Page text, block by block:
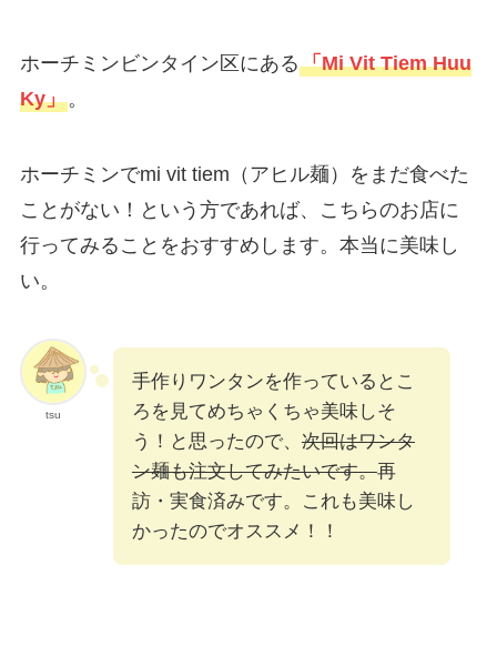
ホーチミンビンタイン区にある「Mi Vit Tiem Huu
Ky」。
ホーチミンでmi vit tiem（アヒル麺）をまだ食べた
ことがない！という方であれば、こちらのお店に
行ってみることをおすすめします。本当に美味し
い。
tsu
手作りワンタンを作っているとこ
ろを見てめちゃくちゃ美味しそ
う！と思ったので、 次回はワンタ
ン麺も注文してみたいです。再
訪・実食済みです。これも美味し
かったのでオススメ！！